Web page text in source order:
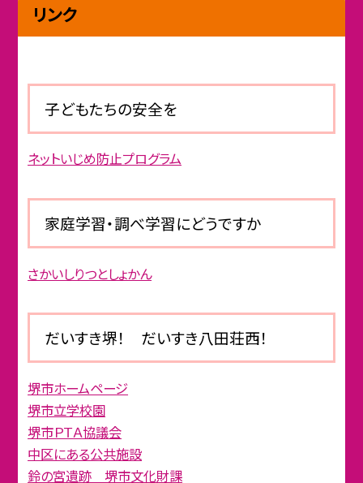
リンク
子どもたちの安全を
ネットいじめ防止プログラム
家庭学習・調べ学習にどうですか
さかいしりつとしょかん
だいすき堺！ だいすき八田荘西！
堺市ホームページ
堺市立学校園
堺市ＰＴＡ協議会
中区にある公共施設
鈴の宮遺跡 堺市文化財課